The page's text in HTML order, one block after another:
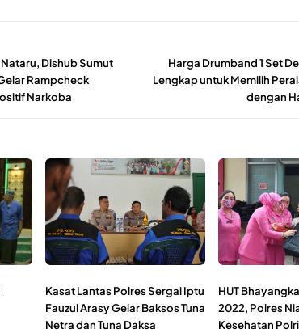
Dishub Sumut
Rampcheck
Narkoba
Harga Drumband 1 Set
Lengkap untuk Memilih
dengan
Kasat Lantas Polres Sergai Iptu
Fauzul Arasy Gelar Baksos Tuna
Netra dan Tuna Daksa
HUT
2022, Polres
Kesehatan Polri